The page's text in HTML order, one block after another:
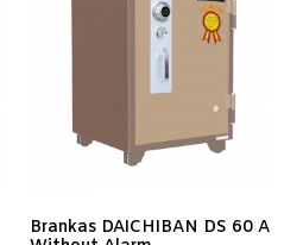
Brankas DAICHIBAN DS 60 A